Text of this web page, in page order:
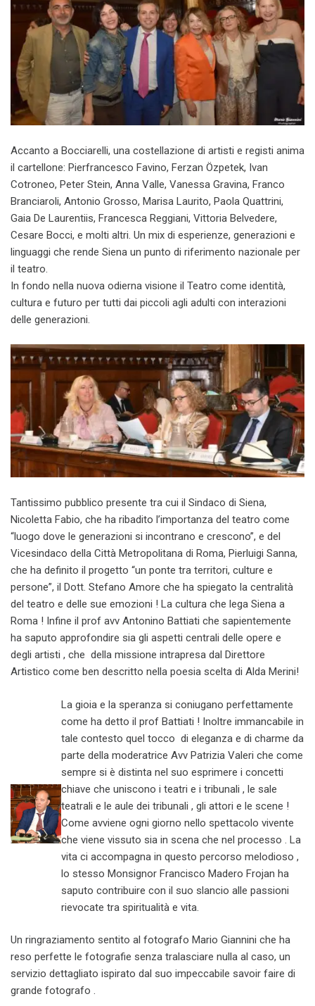
Accanto a Bocciarelli, una costellazione di artisti e registi anima
il cartellone: Pierfrancesco Favino, Ferzan Özpetek, Ivan
Cotroneo, Peter Stein, Anna Valle, Vanessa Gravina, Franco
Branciaroli, Antonio Grosso, Marisa Laurito, Paola Quattrini,
Gaia De Laurentiis, Francesca Reggiani, Vittoria Belvedere,
Cesare Bocci, e molti altri. Un mix di esperienze, generazioni e
linguaggi che rende Siena un punto di riferimento nazionale per
il teatro.
In fondo nella nuova odierna visione il Teatro come identità,
cultura e futuro per tutti dai piccoli agli adulti con interazioni
delle generazioni.
Tantissimo pubblico presente tra cui il Sindaco di Siena,
Nicoletta Fabio, che ha ribadito l’importanza del teatro come
“luogo dove le generazioni si incontrano e crescono”, e del
Vicesindaco della Città Metropolitana di Roma, Pierluigi Sanna,
che ha definito il progetto “un ponte tra territori, culture e
persone”, il Dott. Stefano Amore che ha spiegato la centralità
del teatro e delle sue emozioni ! La cultura che lega Siena a
Roma ! Infine il prof avv Antonino Battiati che sapientemente
ha saputo approfondire sia gli aspetti centrali delle opere e
degli artisti , che della missione intrapresa dal Direttore
Artistico come ben descritto nella poesia scelta di Alda Merini!
La gioia e la speranza si coniugano perfettamente
come ha detto il prof Battiati ! Inoltre immancabile in
tale contesto quel tocco di eleganza e di charme da
parte della moderatrice Avv Patrizia Valeri che come
sempre si è distinta nel suo esprimere i concetti
chiave che uniscono i teatri e i tribunali , le sale
teatrali e le aule dei tribunali , gli attori e le scene !
Come avviene ogni giorno nello spettacolo vivente
che viene vissuto sia in scena che nel processo . La
vita ci accompagna in questo percorso melodioso ,
lo stesso Monsignor Francisco Madero Frojan ha
saputo contribuire con il suo slancio alle passioni
rievocate tra spiritualità e vita.
Un ringraziamento sentito al fotografo Mario Giannini che ha
reso perfette le fotografie senza tralasciare nulla al caso, un
servizio dettagliato ispirato dal suo impeccabile savoir faire di
grande fotografo .